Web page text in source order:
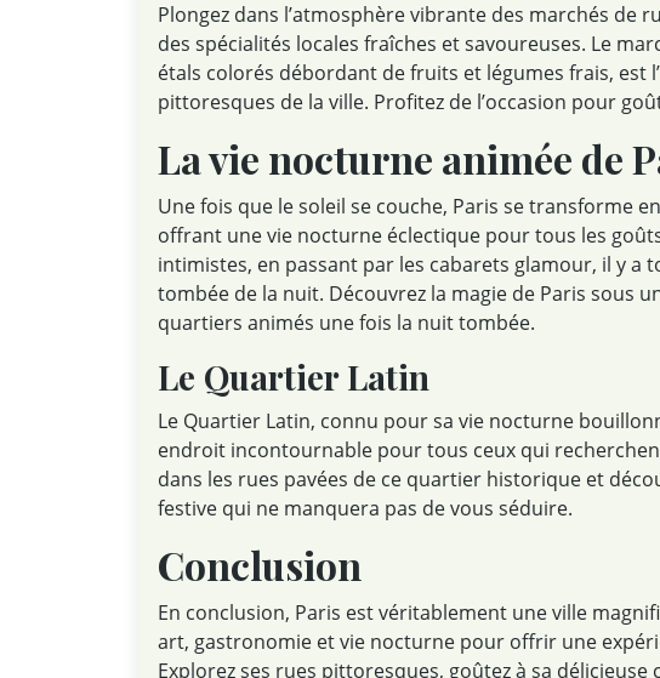
Plongez dans l’atmosphère vibrante des marchés de
des spécialités locales fraîches et savoureuses. Le
étals colorés débordant de fruits et légumes frais, est
pittoresques de la ville. Profitez de l’occasion pour
La vie nocturne animée de
Une fois que le soleil se couche, Paris se transforme
offrant une vie nocturne éclectique pour tous les
intimistes, en passant par les cabarets glamour, il y a
tombée de la nuit. Découvrez la magie de Paris sous
quartiers animés une fois la nuit tombée.
Le Quartier Latin
Le Quartier Latin, connu pour sa vie nocturne
endroit incontournable pour tous ceux qui
dans les rues pavées de ce quartier historique et
festive qui ne manquera pas de vous séduire.
Conclusion
En conclusion, Paris est véritablement une ville
art, gastronomie et vie nocturne pour offrir une
Explorez ses rues pittoresques, goûtez à sa délicieuse